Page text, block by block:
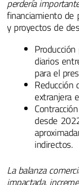
perdería
financiamiento de
y proyectos de
diarios
para el
Reducción
extranjera
desde
indirectos.
La balanza
impactada,